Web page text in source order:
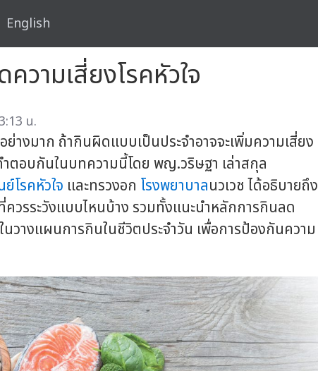
English
วามเสี่ยงโรคหัวใจ
น.
างมาก ถ้ากินผิดแบบเป็นประจำอาจจะเพิ่มความเสี่ยง
ำตอบกันในบทความนี้โดย พญ.วริษฐา เล่าสกุล
ย์โรคหัวใจ และทรวงอก โรงพยาบาลนวเวช ได้อธิบายถึง
ควรระวังแบบไหนบ้าง รวมทั้งแนะนำหลักการกินลด
นวางแผนการกินในชีวิตประจำวัน เพื่อการป้องกันความ